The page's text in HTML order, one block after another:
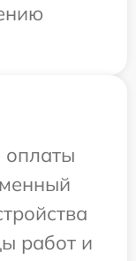
оплаты
работ и